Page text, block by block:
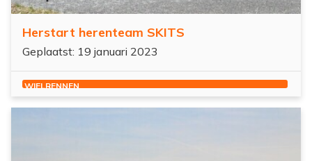
Herstart herenteam SKITS
Geplaatst: 19 januari 2023
WIELRENNEN